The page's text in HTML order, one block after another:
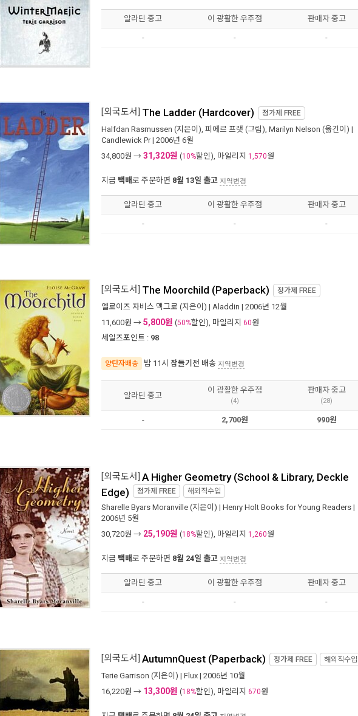
알라딘 중고 이 광활한 우주점 판매자 중고
- - -
[외국도서] The Ladder (Hardcover) 정가제 FREE
Halfdan Rasmussen (지은이), 피에르 프랫 (그림), Marilyn Nelson (옮긴이) |
Candlewick Pr| 2006년 6월
34,800원 → 31,320원 (10%할인), 마일리지 1,570원
지금 택배로 주문하면 8월 13일 출고 지역변경
알라딘 중고 이 광활한 우주점 판매자 중고
- - -
[외국도서] The Moorchild (Paperback) 정가제 FREE
엘로이즈 자비스 맥그로 (지은이) | Aladdin | 2006년 12월
11,600원 → 5,800원 (50%할인), 마일리지 60원
세일즈포인트 : 98
양탄자배송 밤 11시 잠들기전 배송 지역변경
알라딘 중고
이 광활한 우주점
(4)
판매자 중고
(28)
- 2,700원 990원
[외국도서] A Higher Geometry (School & Library, Deckle
Edge) 정가제 FREE 해외직수입
Sharelle Byars Moranville (지은이) | Henry Holt Books for Young Readers |
2006년 5월
30,720원 → 25,190원 (18%할인), 마일리지 1,260원
지금 택배로 주문하면 8월 24일 출고 지역변경
알라딘 중고 이 광활한 우주점 판매자 중고
- - -
[외국도서] AutumnQuest (Paperback) 정가제 FREE 해외직수입
Terie Garrison (지은이) | Flux | 2006년 10월
16,220원 → 13,300원 (18%할인), 마일리지 670원